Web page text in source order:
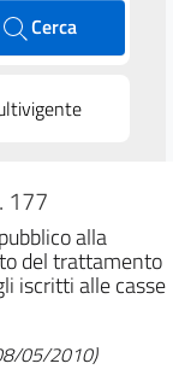
Cerca
177
alla
del trattamento
iscritti alle casse
05/2010)